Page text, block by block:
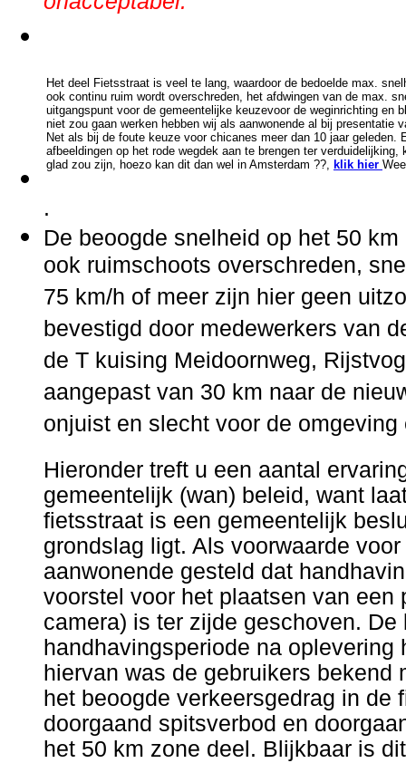
Het deel Fietsstraat is veel te lang, waardoor de bedoelde max.
ook continu ruim wordt overschreden, het afdwingen van de max.
uitgangspunt voor de gemeentelijke keuzevoor de weginrichting en
niet zou gaan werken hebben wij als aanwonende al bij presentatie
Net als bij de foute keuze voor chicanes meer dan 10 jaar geleden.
afbeeldingen op het rode wegdek aan te brengen ter
glad zou zijn, hoezo kan dit dan wel in Amsterdam ??, klik hier
.
De beoogde snelheid op het 50
ook ruimschoots overschreden,
75 km/h of meer zijn hier geen
bevestigd door medewerkers van
de T kuising Meidoornweg,
aangepast van 30 km naar de
onjuist en slecht voor de
Hieronder treft u een aantal
gemeentelijk (wan) beleid, want
fietsstraat is een gemeentelijk
grondslag ligt. Als voorwaarde
aanwonende gesteld dat
voorstel voor het plaatsen van
camera) is ter zijde geschoven.
handhavingsperiode na
hiervan was de gebruikers bekend
het beoogde verkeersgedrag in de
doorgaand spitsverbod en
het 50 km zone deel. Blijkbaar is